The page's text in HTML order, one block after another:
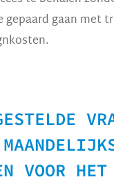
gepaard gaan met
VOOR